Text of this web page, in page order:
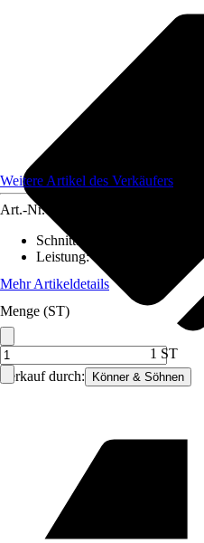
Verkauf durch: Könner & Söhnen
Weitere Artikel des Verkäufers
Art.-Nr.
Schnittbreite
Leistung:
Mehr Artikeldetails
Menge (ST)
1 ST